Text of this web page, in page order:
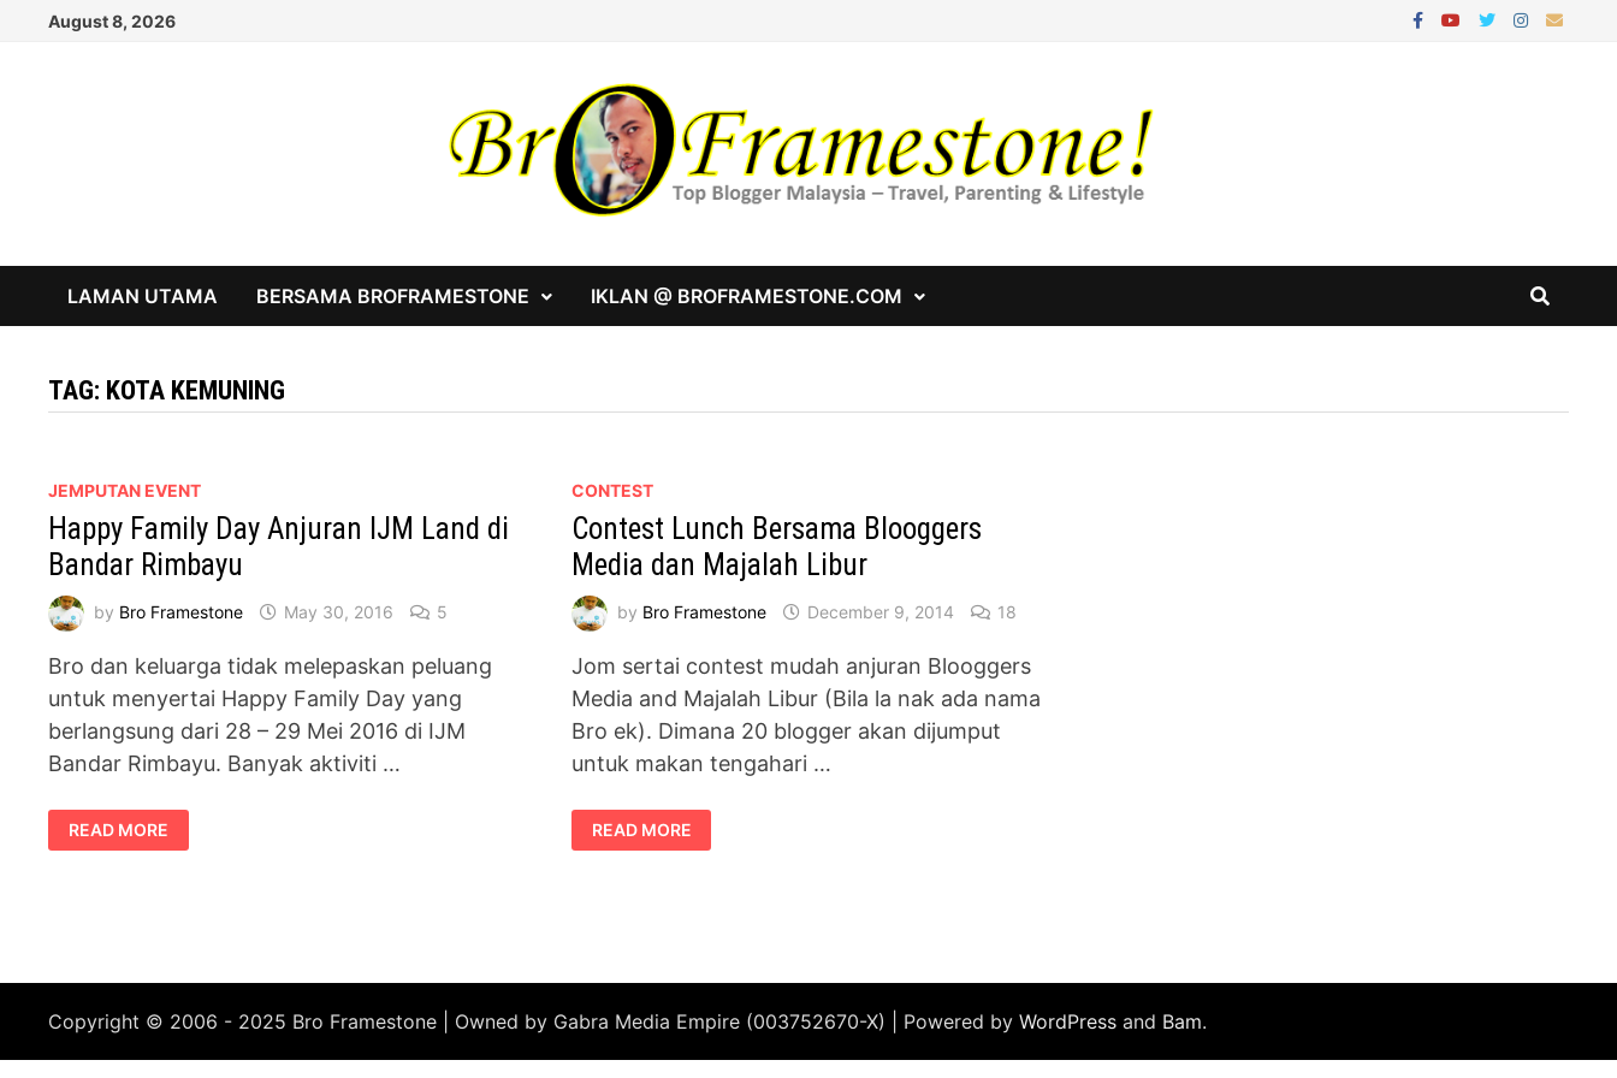
August 8, 2026
LAMAN UTAMA BERSAMA BROFRAMESTONE IKLAN @ BROFRAMESTONE.COM
TAG: KOTA KEMUNING
JEMPUTAN EVENT
Happy Family Day Anjuran IJM Land di
Bandar Rimbayu
by Bro Framestone May 30, 2016 5
Bro dan keluarga tidak melepaskan peluang
untuk menyertai Happy Family Day yang
berlangsung dari 28 – 29 Mei 2016 di IJM
Bandar Rimbayu. Banyak aktiviti …
HAPPY
FAMILY
DAY
READ MORE
CONTEST
Contest Lunch Bersama Blooggers
Media dan Majalah Libur
by Bro Framestone December 9, 2014 18
Jom sertai contest mudah anjuran Blooggers
Media and Majalah Libur (Bila la nak ada nama
Bro ek). Dimana 20 blogger akan dijumput
untuk makan tengahari …
CONTEST
LUNCH
BERSAMA
READ MORE
Copyright © 2006 - 2025 Bro Framestone | Owned by Gabra Media Empire (003752670-X) | Powered byWordPress and Bam.